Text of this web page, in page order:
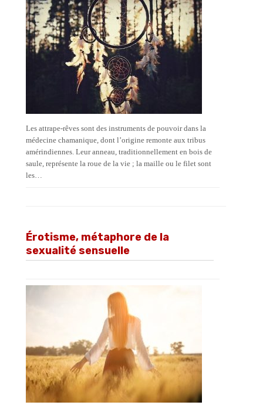
Les attrape-rêves sont des instruments de pouvoir dans la
médecine chamanique, dont l’origine remonte aux tribus
amérindiennes. Leur anneau, traditionnellement en bois de
saule, représente la roue de la vie ; la maille ou le filet sont
les…
Érotisme, métaphore de la
sexualité sensuelle